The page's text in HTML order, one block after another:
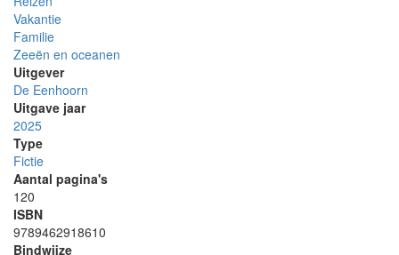
Vakantie
Familie
Zeeën en oceanen
Uitgever
De Eenhoorn
Uitgave jaar
2025
Type
Fictie
Aantal pagina's
120
ISBN
9789462918610
Bindwijze